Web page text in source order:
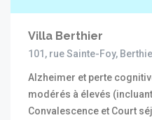
Villa Berthier
101, rue Sainte-Foy,
Alzheimer et perte
modérés à élevés (incluant
Convalescence et Court